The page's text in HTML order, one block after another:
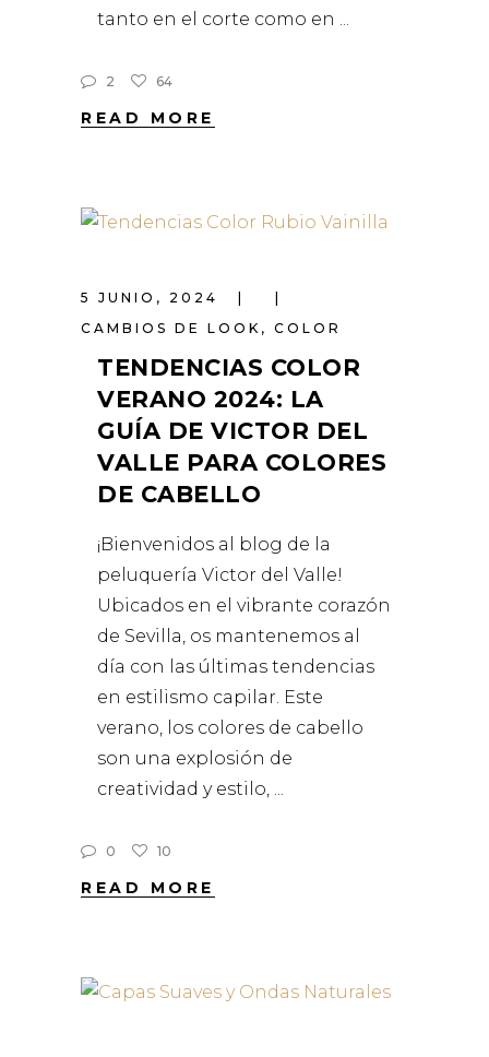
tanto en el corte como en
2 64
READ MORE
5 JUNIO, 2024
CAMBIOS DE LOOK , COLOR
TENDENCIAS COLOR
VERANO 2024: LA
GUÍA DE VICTOR DEL
VALLE PARA COLORES
DE CABELLO
¡Bienvenidos al blog de la
peluquería Victor del Valle!
Ubicados en el vibrante corazón
de Sevilla, os mantenemos al
día con las últimas tendencias
en estilismo capilar. Este
verano, los colores de cabello
son una explosión de
creatividad y estilo,
0 10
READ MORE